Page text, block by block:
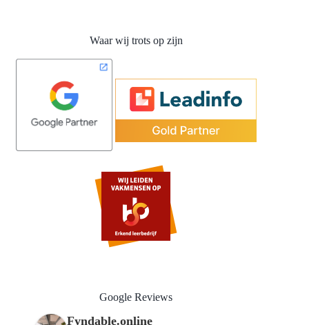
Waar wij trots op zijn
Google Reviews
Fyndable.online